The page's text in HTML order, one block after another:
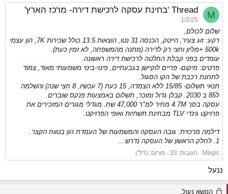
M Thread 'בחינת עסקה לרכישת דירה- מרכז הארץ'
1/2/25
שלום לכולם,
רקע: זוג צעיר, הייטק, הכנסה 31 נטו, הוצאות 13.5 כולל שכירות 7K, הון עצמי
500k +מליון וחצי רק לדירה (מתנה מהמשפחה, לא זמין כעת).
עומדים בפני קבלת החלטה לרכישת דירה ראשונה.
פרטים: מיקום- פריים לוקיישן בגבעתיים, פינוי-בינוי משמעותי מאוד, צמוד
לתחנת רכבת של הקו הסגול.
תנאי תשלום- 15/85 ללא הצמדה, 15 כעת (7 עכשיו, 8 חצי שנה) והשלמה
ל85 ב 2030. קבלן גדול ומוכר, תשלום באמצעות פנקס שוברים.
עסקה בסך 4.7M מחיר למ"ר 47,000 שח. מגדלי מגורים המזכירים את
פרויקט גינדי TLV מבחינת תשתיות ואופי הפרויקט.
דילמה מרכזית: גובה העסקה והמשמעות של העמדת הון בטווח הקצר.
1. לחלק הראשון של העסקה נדרש...
Megic תגובות: 33 פורום: נדל"ן
ננעל
הנושא נעול.